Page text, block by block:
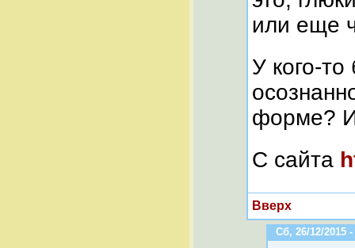
или еще
У кого-
форме?
С сайта
Вверх
Сб, 26/12/2015 -